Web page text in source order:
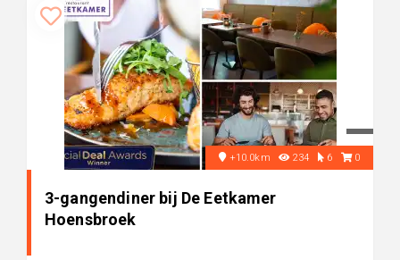
+10.0km 234 6 0
3-gangendiner bij De Eetkamer
Hoensbroek